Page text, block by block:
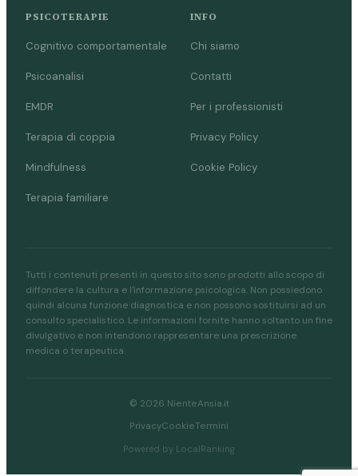
PSICOTERAPIE
Cognitivo comportamentale
Psicoanalisi
EMDR
Terapia di coppia
Mindfulness
Terapia familiare
INFO
Chi siamo
Contatti
Per i professionisti
Privacy Policy
Cookie Policy
Tutti i contenuti presenti in questo sito sono prodotti allo scopo di
diffondere la cultura e l'informazione psicologica. Non possiedono
quindi alcuna funzione diagnostica e non possono sostituirsi ad un
consulto specialistico. Le informazioni fornite hanno soltanto un fine
divulgativo e non intendono rappresentare una prescrizione
medica o terapeutica.
© 2026 NienteAnsia.it
PrivacyCookieTermini
Powered by LocalRanking